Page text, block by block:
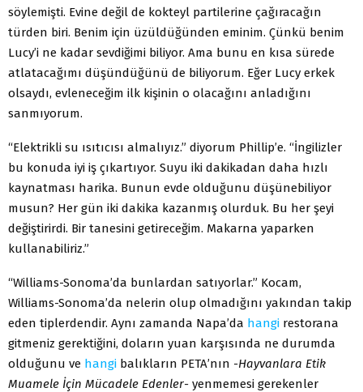
söylemişti. Evine değil de kokteyl partilerine çağıracağın
türden biri. Benim için üzüldüğünden eminim. Çünkü benim
Lucy’i ne kadar sevdiğimi biliyor. Ama bunu en kısa sürede
atlatacağımı düşündüğünü de biliyorum. Eğer Lucy erkek
olsaydı, evleneceğim ilk kişinin o olacağını anladığını
sanmıyorum.
“Elektrikli su ısıtıcısı almalıyız.” diyorum Phillip’e. “İngilizler
bu konuda iyi iş çıkartıyor. Suyu iki dakikadan daha hızlı
kaynatması harika. Bunun evde olduğunu düşünebiliyor
musun? Her gün iki dakika kazanmış olurduk. Bu her şeyi
değiştirirdi. Bir tanesini getireceğim. Makarna yaparken
kullanabiliriz.”
“Williams-Sonoma’da bunlardan satıyorlar.” Kocam,
Williams-Sonoma’da nelerin olup olmadığını yakından takip
eden tiplerdendir. Aynı zamanda Napa’da hangi restorana
gitmeniz gerektiğini, doların yuan karşısında ne durumda
olduğunu ve hangi balıkların PETA’nın -Hayvanlara Etik
Muamele İçin Mücadele Edenler- yenmemesi gerekenler